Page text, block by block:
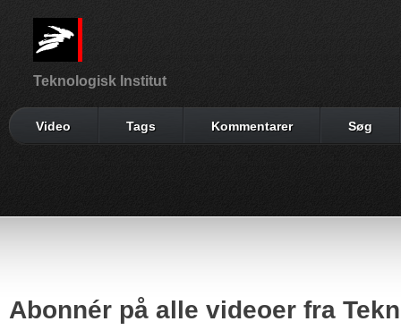
Teknologisk Institut
Video Tags Kommentarer Søg
Abonnér på alle videoer fra